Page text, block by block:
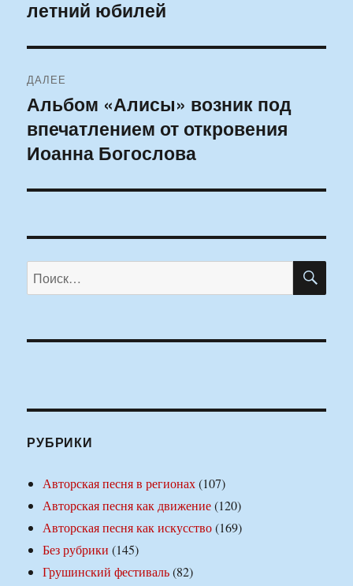
летний юбилей
ДАЛЕЕ
Следующая
запись:
Альбом «Алисы» возник под
впечатлением от откровения
Иоанна Богослова
Искать:
РУБРИКИ
Авторская песня в регионах(107)
Авторская песня как движение(120)
Авторская песня как искусство(169)
Без рубрики (145)
Грушинский фестиваль(82)